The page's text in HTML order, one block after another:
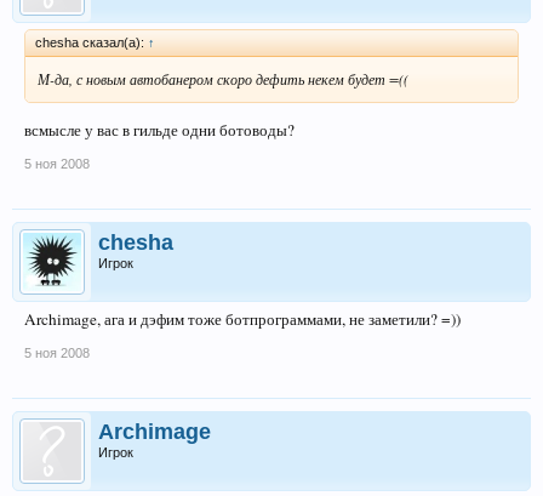
chesha сказал(а): ↑
М-да, с новым автобанером скоро дефить некем будет =((
всмысле у вас в гильде одни ботоводы?
5 ноя 2008
chesha
Игрок
Archimage, ага и дэфим тоже ботпрограммами, не заметили? =))
5 ноя 2008
Archimage
Игрок